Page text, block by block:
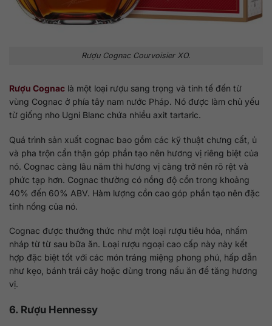
Rượu Cognac Courvoisier XO.
Rượu Cognac là một loại rượu sang trọng và tinh tế đến từ
vùng Cognac ở phía tây nam nước Pháp. Nó được làm chủ yếu
từ giống nho Ugni Blanc chứa nhiều axit tartaric.
Quá trình sản xuất cognac bao gồm các kỹ thuật chưng cất, ủ
và pha trộn cẩn thận góp phần tạo nên hương vị riêng biệt của
nó. Cognac càng lâu năm thì hương vị càng trở nên rõ rệt và
phức tạp hơn. Cognac thường có nồng độ cồn trong khoảng
40% đến 60% ABV. Hàm lượng cồn cao góp phần tạo nên đặc
tính nồng của nó.
Cognac được thưởng thức như một loại rượu tiêu hóa, nhấm
nháp từ từ sau bữa ăn. Loại rượu ngoại cao cấp này này kết
hợp đặc biệt tốt với các món tráng miệng phong phú, hấp dẫn
như kẹo, bánh trái cây hoặc dùng trong nấu ăn để tăng hương
vị.
6. Rượu Hennessy